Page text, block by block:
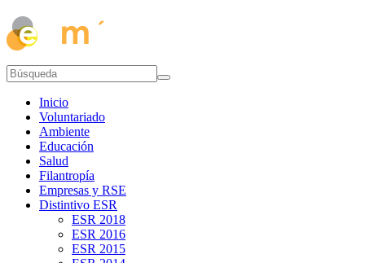
Inicio
Voluntariado
Ambiente
Educación
Salud
Filantropía
Empresas y RSE
Distintivo ESR
ESR 2018
ESR 2016
ESR 2015